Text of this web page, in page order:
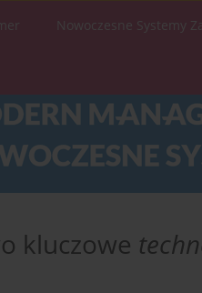
Nowoczesne Systemy
kluczowe